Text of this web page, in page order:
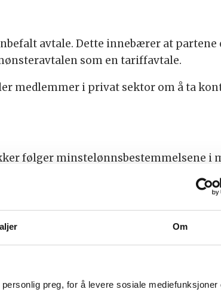
Om
preg, for å levere sosiale mediefunksjoner
avtale. Dette innebærer at
som en tariffavtale.
medlemmer i privat sektor om å ta
følger minstelønnsbestemmelsene i
blant annet er det fortsatt en del
som tariffavtale, er den femte